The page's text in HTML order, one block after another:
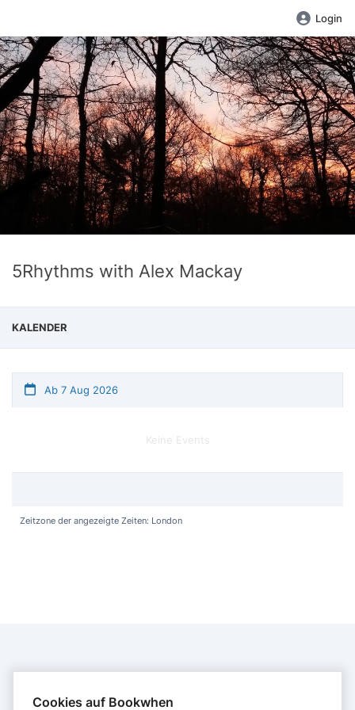
Login
5Rhythms with Alex Mackay
KALENDER
Ab 7 Aug 2026
Keine Events
Zeitzone der angezeigte Zeiten: London
KONTAKT
Alexravensister
Cookies auf Bookwhen